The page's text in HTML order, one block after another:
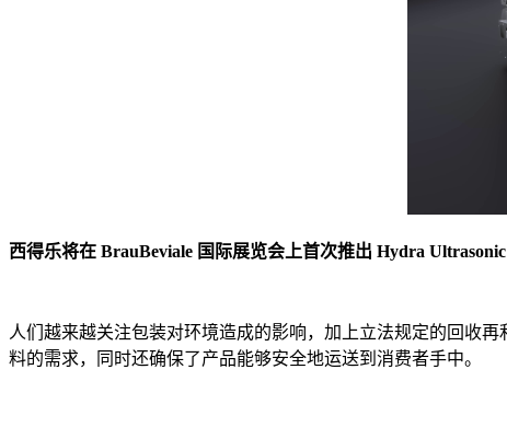
西得乐将在 BrauBeviale 国际展览会上首次推出 Hydra Ultrasonic
人们越来越关注包装对环境造成的影响，加上立法规定的回收
料的需求，同时还确保了产品能够安全地运送到消费者手中。